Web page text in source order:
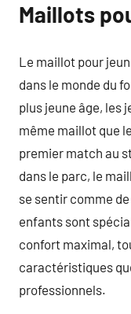
Maillots
Le maillot pour
dans le monde du
plus jeune âge, les
même maillot que
premier match au
dans le parc, le
se sentir comme
enfants sont
confort maximal,
caractéristiques
professionnels.